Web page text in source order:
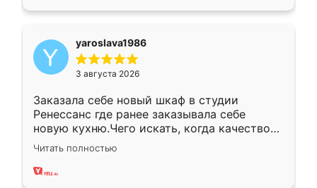
yaroslava1986
3 августа 2026
Заказала себе новый шкаф в студии
Ренессанс где ранее заказывала себе
новую кухню.Чего искать, когда качеством
вполне довольна. Служит кухня уже почти
два года, нареканий нет.
Читать полностью